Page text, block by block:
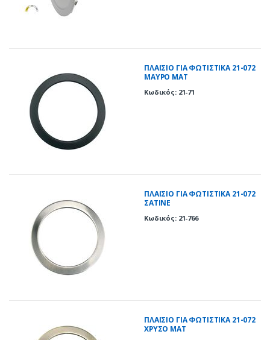
ΠΛΑΙΣΙΟ ΓΙΑ ΦΩΤΙΣΤΙΚΑ 21-072
ΜΑΥΡΟ ΜΑΤ
Κωδικός: 21-71
ΠΛΑΙΣΙΟ ΓΙΑ ΦΩΤΙΣΤΙΚΑ 21-072
ΣΑΤΙΝΕ
Κωδικός: 21-766
ΠΛΑΙΣΙΟ ΓΙΑ ΦΩΤΙΣΤΙΚΑ 21-072
ΧΡΥΣΟ ΜΑΤ